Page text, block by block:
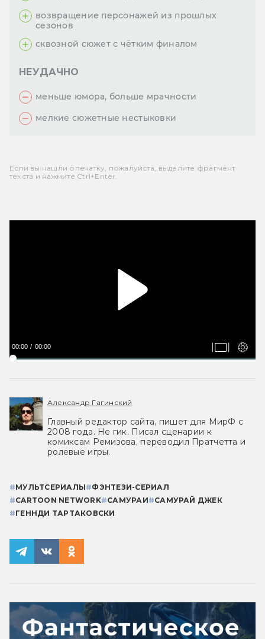
возвращение персонажей из прошлых
сезонов
сквозной сюжет с чётким финалом
НЕУДАЧНО
меньше юмора, больше мрачности
мелкие сюжетные нестыковки
Если вы нашли опечатку, пожалуйста, выделите фрагмент
текста и нажмите Ctrl+Enter.
00:00 00:00
Александр Гагинский
Главный редактор сайта, пишет для МирФ с
2008 года. Не гик. Писал сценарии к
комиксам Ремизова, переводил Пратчетта и
ролевые игры.
#МУЛЬТСЕРИАЛЫ#ФЭНТЕЗИ-СЕРИАЛ
#CARTOON NETWORK#САМУРАИ#САМУРАЙ ДЖЕК
#ГЕННДИ ТАРТАКОВСКИ